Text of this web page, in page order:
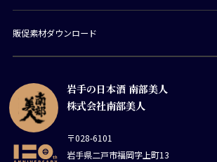
岩手の日本酒 南部美人
株式会社南部美人
〒028-6101
岩手県二戸市福岡字上町13
販促素材ダウンロード